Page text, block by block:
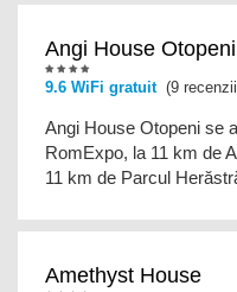
Angi House Otopeni
9.6 WiFi gratuit(9
Angi House Otopeni se
RomExpo, la 11 km de
11 km de Parcul
Amethyst House